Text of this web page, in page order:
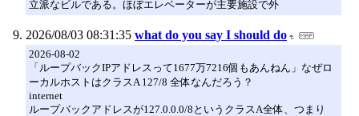
立派なビルである。ほぼエレベーターが主要施設で外
2026/08/03 08:31:35 what do you say I should do
2026-08-02
「ループバックIPアドレスって1677万7216個もあんねん」なぜロ
ーカルホストはクラスA 127/8 全体なんだろう？
internet
ループバックアドレスが127.0.0.0/8というクラスA全体、つまり